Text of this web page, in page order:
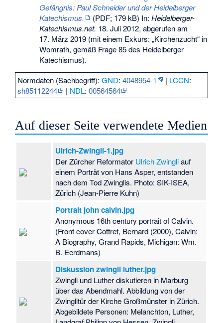
Gefängnis: Paul Schneider und der Heidelberger
Katechismus.
(PDF; 179 kB) In:Heidelberger-
Katechismus.net. 18. Juli 2012, abgerufen am
17. März 2019 (mit einem Exkurs: „Kirchenzucht“ in
Womrath, gemäß Frage 85 des Heidelberger
Katechismus).
Normdaten (Sachbegriff):GND:4048954-1 | LCCN:
sh85112244
| NDL:00564564
Auf dieser Seite verwendete Medien
Ulrich-Zwingli-1.jpg
Der Zürcher Reformator Ulrich Zwingliauf
einem Porträt von Hans Asper, entstanden
nach dem Tod Zwinglis. Photo: SIK-ISEA,
Zürich (Jean-Pierre Kuhn)
Portrait john calvin.jpg
Anonymous 16th century portrait of Calvin.
(Front cover Cottret, Bernard (2000), Calvin:
A Biography, Grand Rapids, Michigan: Wm.
B. Eerdmans)
Diskussion zwingli luther.jpg
Zwingli und Luther diskutieren in Marburg
über das Abendmahl. Abbildung von der
Zwinglitür der Kirche Großmünster in Zürich.
Abgebildete Personen: Melanchton, Luther,